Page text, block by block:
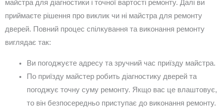
майстра для діагностики і точної вартості ремонту. Далі ви
приймаєте рішення про виклик чи ні майстра для ремонту
дверей. Повний процес спілкування та виконання ремонту
виглядає так:
Ви погоджуєте адресу та зручний час приїзду майстра.
По приїзду майстер робить діагностику дверей та
погоджує точну суму ремонту. Якщо вас це влаштовує,
то він безпосередньо приступає до виконання ремонту.